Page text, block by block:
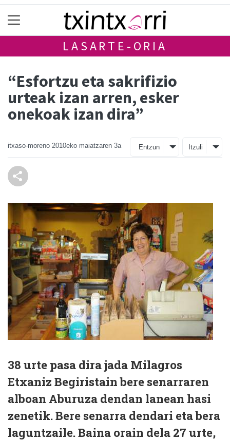
LASARTE-ORIA
“Esfortzu eta sakrifizio
urteak izan arren, esker
onekoak izan dira”
itxaso-moreno 2010eko maiatzaren 3a Entzun Itzuli
38 urte pasa dira jada Milagros
Etxaniz Begiristain bere senarraren
alboan Aburuza dendan lanean hasi
zenetik. Bere senarra dendari eta bera
laguntzaile. Baina orain dela 27 urte,